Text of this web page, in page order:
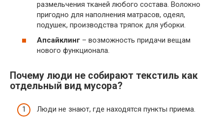
размельчения тканей любого состава. Волокно
пригодно для наполнения матрасов, одеял,
подушек, производства тряпок для уборки.
Апсайклинг – возможность придачи вещам
нового функционала.
Почему люди не собирают текстиль как
отдельный вид мусора?
Люди не знают, где находятся пункты приема.